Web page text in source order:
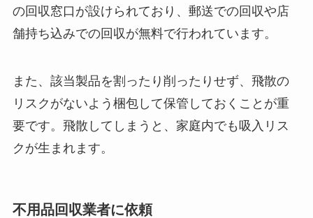
の回収窓口が設けられており、郵送での回収や店
舗持ち込みでの回収が無料で行われています。
また、該当製品を割ったり削ったりせず、飛散の
リスクがないよう梱包して保管しておくことが重
要です。飛散してしまうと、家庭内でも吸入リス
クが生まれます。
不用品回収業者に依頼